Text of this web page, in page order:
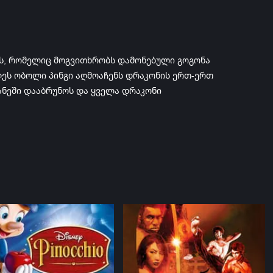
რომელიც მოგვითხრობს დამონებული გოგონა
ობოლი პინგი აღმოაჩენს დრაკონის ერთ-ერთ
დააბრუნოს და ყველა დრაკონი